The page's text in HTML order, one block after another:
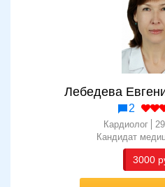
Лебедева
2
Кардиолог
Кандидат
3000